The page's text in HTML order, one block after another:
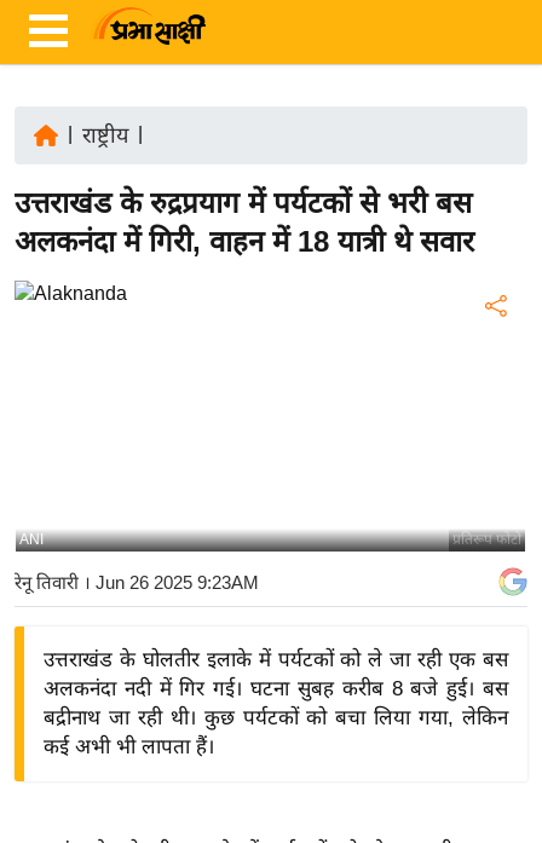
ज़ा
ख
र
ष्ट्री
य
बि
राष्ट्रीय|
उत्तराखंड के रुद्रप्रयाग में पर्यटकों से भरी बस
अलकनंदा में गिरी, वाहन में 18 यात्री थे सवार
प्रतिरूप फोटो
ANI
रेनू तिवारी । Jun 26 2025 9:23AM
उत्तराखंड के घोलतीर इलाके में पर्यटकों को ले जा रही एक बस
अलकनंदा नदी में गिर गई। घटना सुबह करीब 8 बजे हुई। बस
बद्रीनाथ जा रही थी। कुछ पर्यटकों को बचा लिया गया, लेकिन
कई अभी भी लापता हैं।